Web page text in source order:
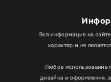
Вся информация на
характер и не
Любое использование
дизайна и оформления,